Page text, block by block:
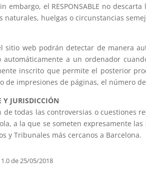
embargo, el RESPONSABLE no
naturales, huelgas o circunstancias
sitio web podrán detectar de manera
automáticamente a un ordenador
inscrito que permite el posterior
de impresiones de páginas, el número
Y JURISDICCIÓN
de todas las controversias o cuestiones
a la que se someten expresamente
y Tribunales más cercanos a Barcelona.
de 25/05/2018